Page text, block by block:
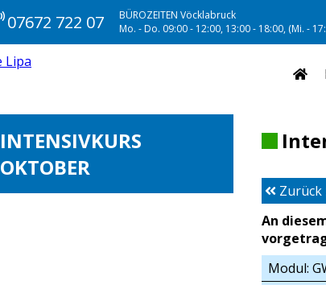
07672 722 07
BÜROZEITEN Vöcklabruck
Mo. - Do. 09:00 - 12:00, 13:00 - 18:00, (Mi. -
INTENSIVKURS
OKTOBER
An
Modul: